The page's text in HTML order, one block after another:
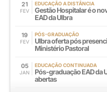
21
FEV
EDUCAÇÃO A DISTÂNCIA
Gestão Hospitalar é o
EAD da Ulbra
19
FEV
PÓS-GRADUAÇÃO
Ulbra oferta pós
Ministério Pastoral
05
JAN
EDUCAÇÃO CONTINUADA
Pós-graduação EAD da
abertas